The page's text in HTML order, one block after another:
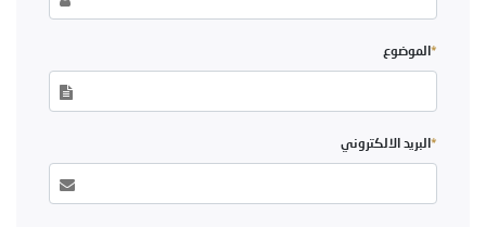
الموضوع*
البريد الالكتروني*